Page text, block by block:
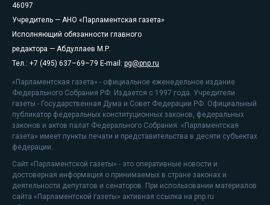
46097
Учредитель — АНО «Парламентская газета»
Исполняющий обязанности главного
редактора — Абдуллаев М.Р.
Тел.: +7 (495) 637–69–79 E-mail: pg@pnp.ru
«Парламентская газета» - официальное еженедельное издание
Федерального Собрания РФ. Издается с 1997 года. Учредители
газеты - Государственная Дума и Совет Федерации РФ. Официальный
публикатор федеральных конституционных законов, федеральных
законов и актов палат Федерального Собрания. «Парламентская
газета» имеет пункты печати и представительства в десяти субъектах
федерации.
Сайт «Парламентской газеты» - это оперативные новости и
достоверная информация о принимаемых в стране законах и
деятельности депутатов и сенаторов. При использовании материалов
сайта «Парламентской газеты» активная ссылка на pnp.ru